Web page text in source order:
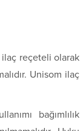
ilaç reçeteli olarak
Unisom ilaç
bağımlılık